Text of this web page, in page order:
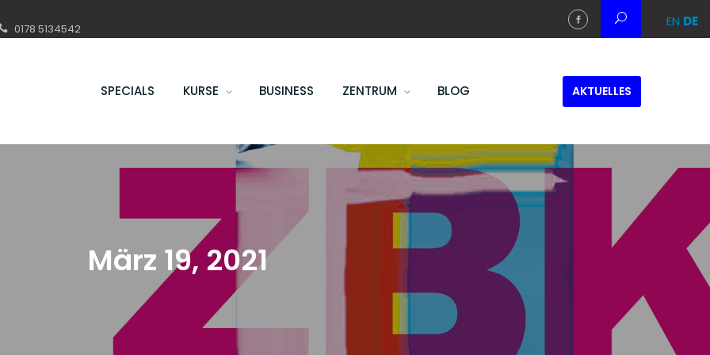
0178 5134542
SPECIALS KURSE BUSINESS ZENTRUM BLOG AKTUELLES
März 19, 2021
EN DE